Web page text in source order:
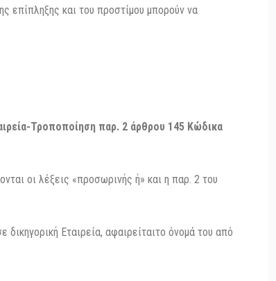
επίπληξης και του προστίμου μπορούν να
Τροποποίηση παρ. 2 άρθρου 145 Κώδικα
οι λέξεις «προσωρινής ή» και η παρ. 2 του
Εταιρεία, αφαιρείταιτο όνομά του από